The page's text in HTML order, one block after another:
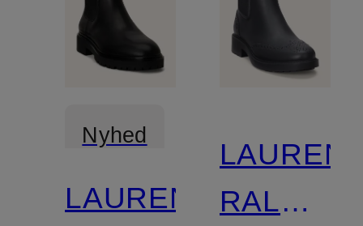
Nyhed
LAUREN
LAUREN
RALPH